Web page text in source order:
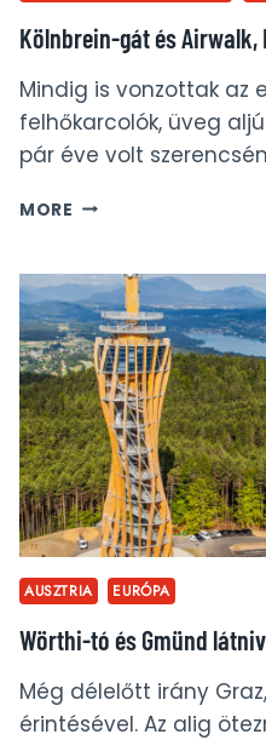
Kölnbrein-gát és Airwalk,
Mindig is vonzottak az
felhőkarcolók, üveg
pár éve volt
MORE KÖLNBREIN-
AIRWALK,
BERGHOTEL
MALTA
AUSZTRIA EURÓPA
Wörthi-tó és Gmünd
Még délelőtt irány
érintésével. Az alig